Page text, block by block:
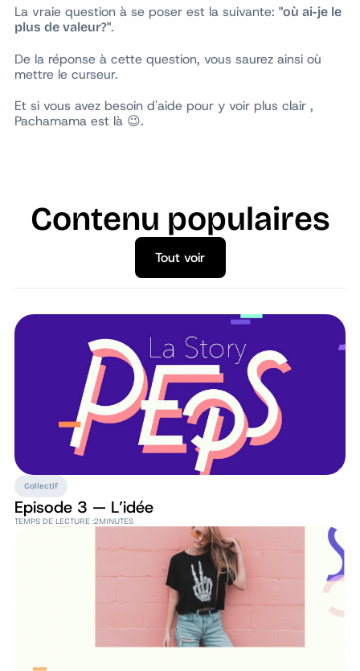
La vraie question à se poser est la suivante: "où ai-je le
plus de valeur?".
De la réponse à cette question, vous saurez ainsi où
mettre le curseur.
Et si vous avez besoin d'aide pour y voir plus clair ,
Pachamama est là 😉.
Contenu populaires
Tout voir
Tout voir
Collectif
Episode 3 — L’idée
TEMPS DE LECTURE :2MINUTES